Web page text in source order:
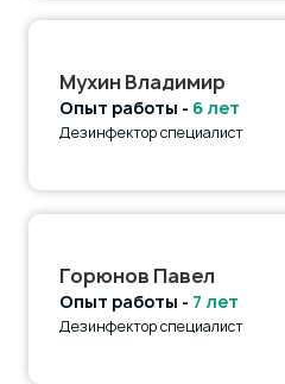
Мухин Владимир
Опыт работы - 6 лет
Дезинфектор специалист
Горюнов Павел
Опыт работы - 7 лет
Дезинфектор специалист